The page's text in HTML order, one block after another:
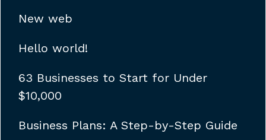
New web
Hello world!
63 Businesses to Start for Under
$10,000
Business Plans: A Step-by-Step Guide